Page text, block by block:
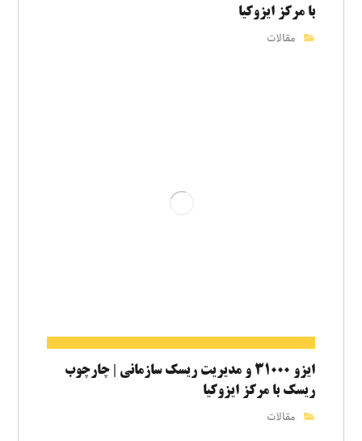
با مرکز ایزوکیا
مقالات
ایزو ۳۱۰۰۰ و مدیریت ریسک سازمانی | چارچوب
ریسک با مرکز ایزوکیا
مقالات